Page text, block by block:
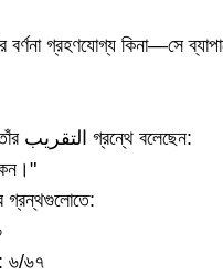
এ কারণেই হাফিজ ইবন হজর রহ. তাঁর التقريب গ্রন্থে বলেছেন:
গ্রন্থগুলোতে:
৬/৬৭